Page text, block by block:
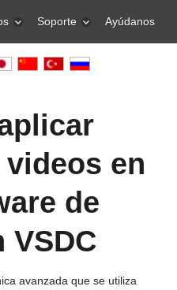
Soporte Ayúdanos
en
de
VSDC
avanzada que se utiliza